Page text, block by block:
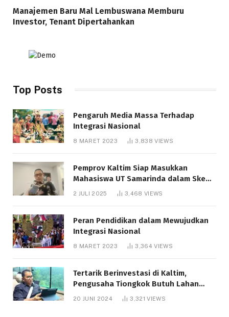
Manajemen Baru Mal Lembuswana Memburu
Investor, Tenant Dipertahankan
Top Posts
Pengaruh Media Massa Terhadap
Integrasi Nasional
8 MARET 2023 3,838VIEWS
Pemprov Kaltim Siap Masukkan
Mahasiswa UT Samarinda dalam Skema
Bantuan Pendidikan Gratispol
2 JULI 2025 3,468 VIEWS
Peran Pendidikan dalam Mewujudkan
Integrasi Nasional
8 MARET 2023 3,364VIEWS
Tertarik Berinvestasi di Kaltim,
Pengusaha Tiongkok Butuh Lahan
1.000 Hektare
20 JUNI 2024 3,321VIEWS